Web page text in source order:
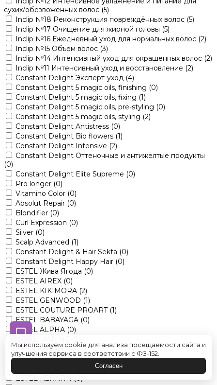
сухих/обезвоженных волос (5)
Inclip №18 Реконструкция повреждённых волос (5)
Inclip №17 Очищение для жирной головы (5)
Inclip №16 Ежедневный уход для нормальных волос (2)
Inclip №15 Объём волос (3)
Inclip №14 Интенсивный уход для окрашенных волос (2)
Inclip №11 Интенсивный уход и восстановление (2)
Constant Delight Эксперт-уход (4)
Constant Delight 5 magic oils, finishing (0)
Constant Delight 5 magic oils, fixing (1)
Constant Delight 5 magic oils, pre-styling (0)
Constant Delight 5 magic oils, styling (2)
Constant Delight Antistress (0)
Constant Delight Bio flowers (1)
Constant Delight Intensive (2)
Constant Delight Оттеночные и антижёлтые продукты
(0)
Constant Delight Elite Supreme (0)
Pro longer (0)
Vitamino Color (0)
Absolut Repair (0)
Blondifier (0)
Curl Expression (0)
Silver (0)
Scalp Advanced (1)
Constant Delight & Hair Sekta (0)
Constant Delight Happy Hair (0)
ESTEL Жива Ягода (0)
ESTEL AIREX (0)
ESTEL KIKIMORA (2)
ESTEL GENWOOD (1)
ESTEL COUTURE PROART (1)
ESTEL BABAYAGA (0)
ESTEL ALPHA (0)
ESTEL OTIUM(3)
ESTEL VEDMA(0)
ESTEL KERATIN (0)
Мы используем cookie для анализа посещаемости сайта и
улучшения сервиса в соответствии с ФЗ-152.
Согласен